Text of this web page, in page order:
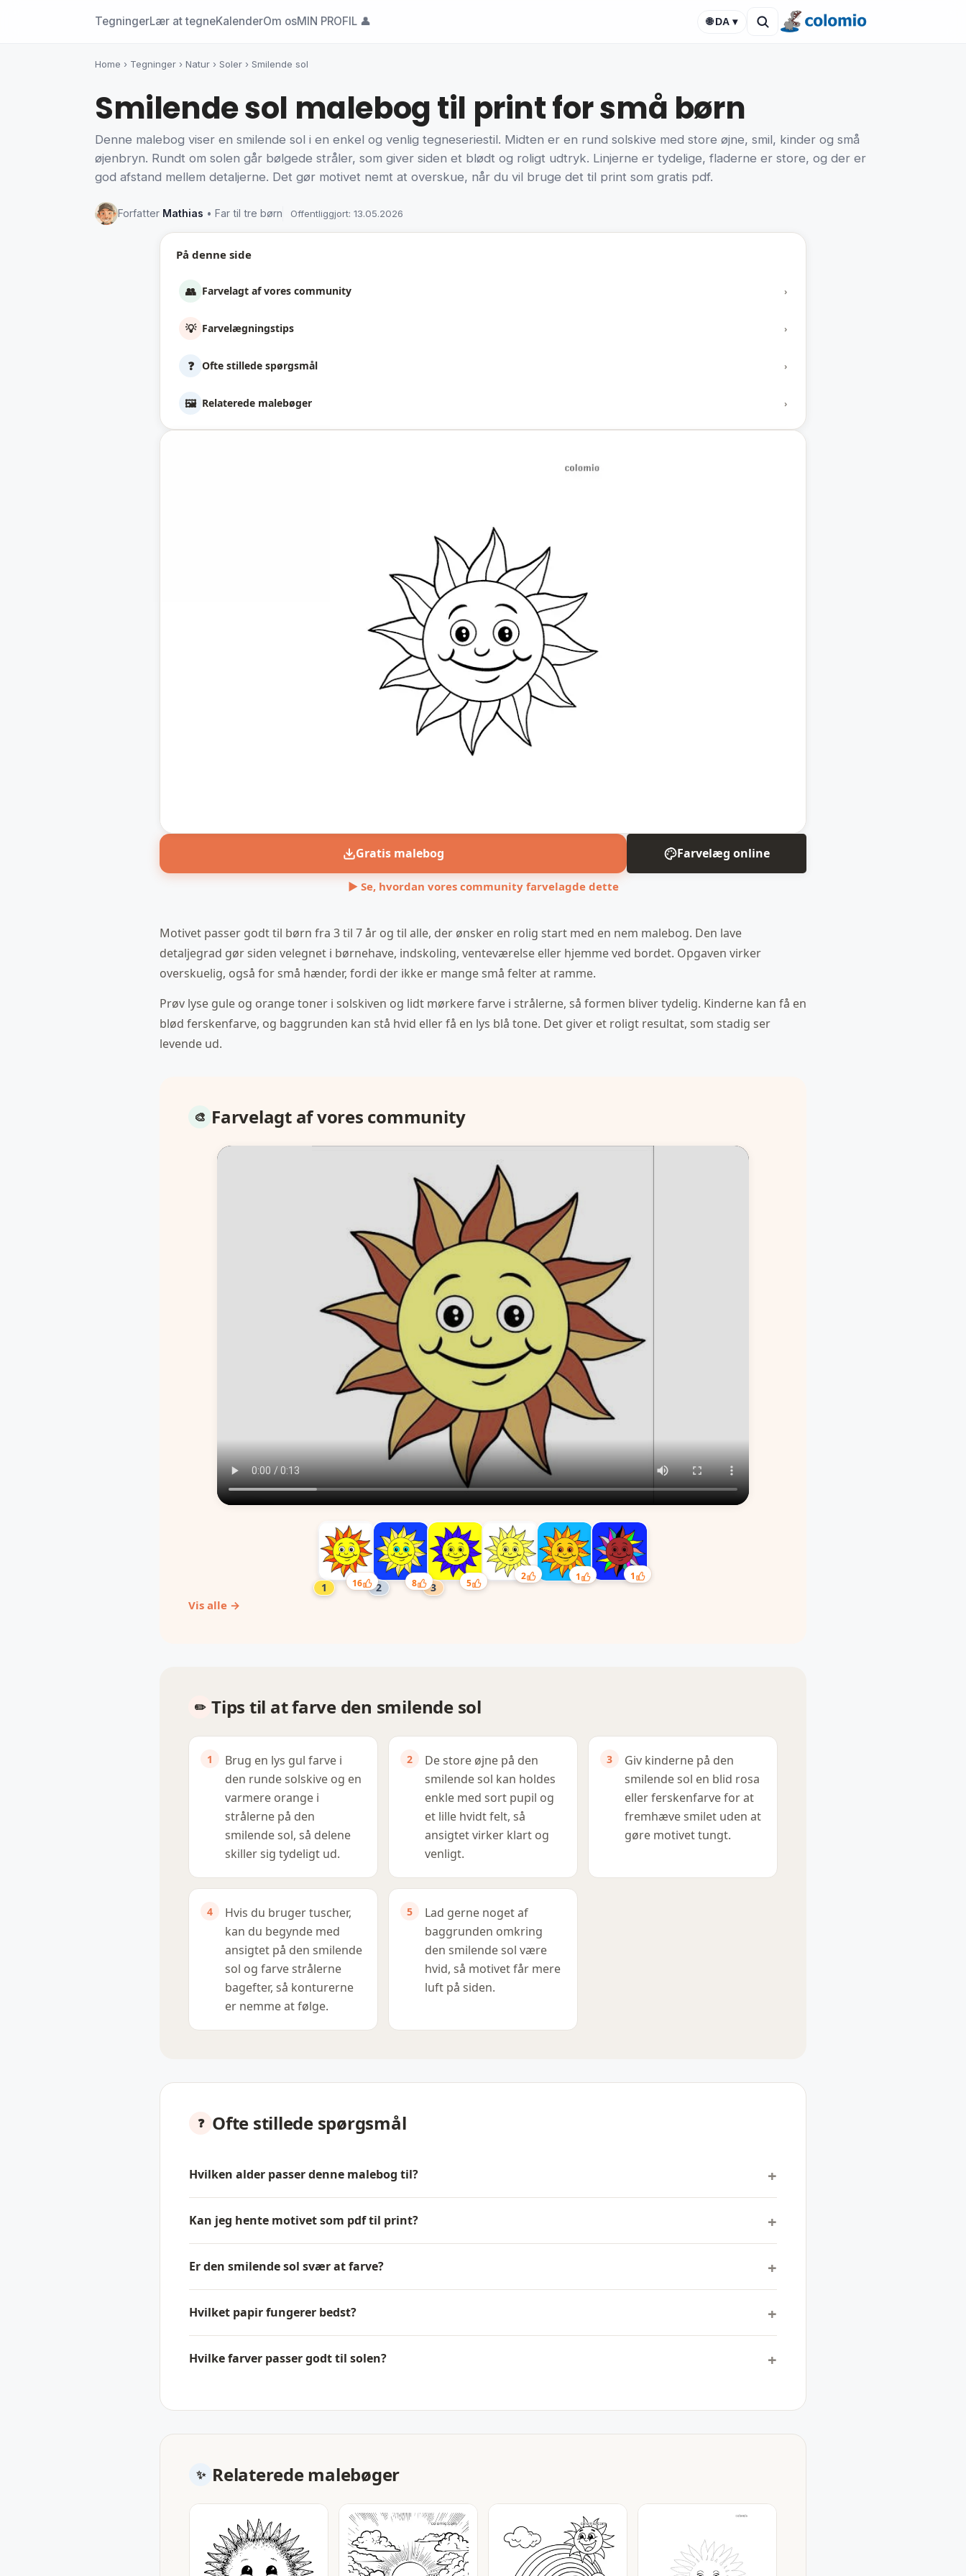
TegningerLær at tegneKalenderOm osMIN PROFIL 👤 🌐 DA ▾
Home › Tegninger › Natur › Soler › Smilende sol
Smilende sol malebog til print for små børn
Denne malebog viser en smilende sol i en enkel og venlig tegneseriestil. Midten er en rund solskive med store øjne, smil, kinder og små
øjenbryn. Rundt om solen går bølgede stråler, som giver siden et blødt og roligt udtryk. Linjerne er tydelige, fladerne er store, og der er
god afstand mellem detaljerne. Det gør motivet nemt at overskue, når du vil bruge det til print som gratis pdf.
Forfatter Mathias • Far til tre børn Offentliggjort: 13.05.2026
På denne side
👥 Farvelagt af vores community ›
💡 Farvelægningstips ›
❓ Ofte stillede spørgsmål ›
🖼️ Relaterede malebøger ›
Gratis malebog Farvelæg online
▶ Se, hvordan vores community farvelagde dette
Motivet passer godt til børn fra 3 til 7 år og til alle, der ønsker en rolig start med en nem malebog. Den lave
detaljegrad gør siden velegnet i børnehave, indskoling, venteværelse eller hjemme ved bordet. Opgaven virker
overskuelig, også for små hænder, fordi der ikke er mange små felter at ramme.
Prøv lyse gule og orange toner i solskiven og lidt mørkere farve i strålerne, så formen bliver tydelig. Kinderne kan få en
blød ferskenfarve, og baggrunden kan stå hvid eller få en lys blå tone. Det giver et roligt resultat, som stadig ser
levende ud.
Farvelagt af vores community
16 8 5
2 1 1
Vis alle →
Tips til at farve den smilende sol
Brug en lys gul farve i
den runde solskive og en
varmere orange i
strålerne på den
smilende sol, så delene
skiller sig tydeligt ud.
De store øjne på den
smilende sol kan holdes
enkle med sort pupil og
et lille hvidt felt, så
ansigtet virker klart og
venligt.
Giv kinderne på den
smilende sol en blid rosa
eller ferskenfarve for at
fremhæve smilet uden at
gøre motivet tungt.
Hvis du bruger tuscher,
kan du begynde med
ansigtet på den smilende
sol og farve strålerne
bagefter, så konturerne
er nemme at følge.
Lad gerne noget af
baggrunden omkring
den smilende sol være
hvid, så motivet får mere
luft på siden.
Ofte stillede spørgsmål
Hvilken alder passer denne malebog til?
Kan jeg hente motivet som pdf til print?
Er den smilende sol svær at farve?
Hvilket papir fungerer bedst?
Hvilke farver passer godt til solen?
Relaterede malebøger